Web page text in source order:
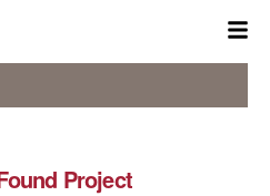
Project